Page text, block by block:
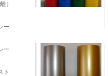
）
ー
ー
ト